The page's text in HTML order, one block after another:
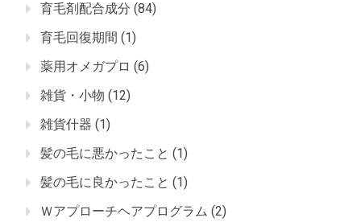
育毛剤配合成分 (84)
育毛回復期間 (1)
薬用オメガプロ (6)
雑貨・小物 (12)
雑貨什器 (1)
髪の毛に悪かったこと (1)
髪の毛に良かったこと (1)
Ｗアプローチヘアプログラム (2)